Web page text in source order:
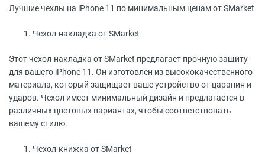
Лучшие чехлы на iPhone 11 по минимальным ценам от SMarket
Чехол-накладка от SMarket
Этот чехол-накладка от SMarket предлагает прочную защиту
для вашего iPhone 11. Он изготовлен из высококачественного
материала, который защищает ваше устройство от царапин и
ударов. Чехол имеет минимальный дизайн и предлагается в
различных цветовых вариантах, чтобы соответствовать
вашему стилю.
Чехол-книжка от SMarket